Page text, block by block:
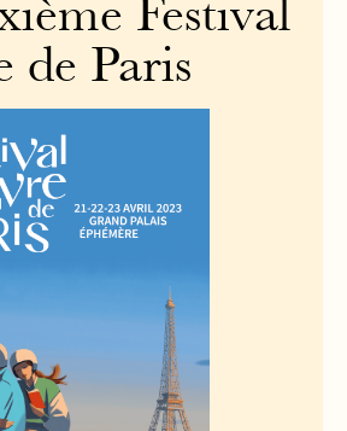
Festival
de Paris